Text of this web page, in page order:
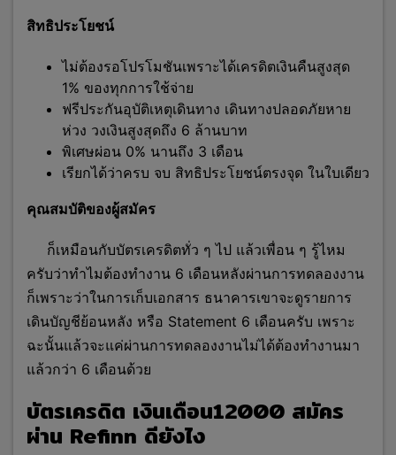
สิทธิประโยชน์
ไม่ต้องรอโปรโมชันเพราะได้เครดิตเงินคืนสูงสุด
1% ของทุกการใช้จ่าย
ฟรีประกันอุบัติเหตุเดินทาง เดินทางปลอดภัยหาย
ห่วง วงเงินสูงสุดถึง 6 ล้านบาท
พิเศษผ่อน 0% นานถึง 3 เดือน
เรียกได้ว่าครบ จบ สิทธิประโยชน์ตรงจุด ในใบเดียว
คุณสมบัติของผู้สมัคร
ก็เหมือนกับบัตรเครดิตทั่ว ๆ ไป แล้วเพื่อน ๆ รู้ไหม
ครับว่าทำไมต้องทำงาน 6 เดือนหลังผ่านการทดลองงาน
ก็เพราะว่าในการเก็บเอกสาร ธนาคารเขาจะดูรายการ
เดินบัญชีย้อนหลัง หรือ Statement 6 เดือนครับ เพราะ
ฉะนั้นแล้วจะแค่ผ่านการทดลองงานไม่ได้ต้องทำงานมา
แล้วกว่า 6 เดือนด้วย
บัตรเครดิต เงินเดือน12000 สมัคร
ผ่าน Refinn ดียังไง